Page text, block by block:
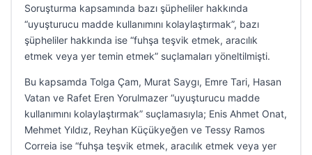
Soruşturma kapsamında bazı şüpheliler hakkında
“uyuşturucu madde kullanımını kolaylaştırmak”, bazı
şüpheliler hakkında ise “fuhşa teşvik etmek, aracılık
etmek veya yer temin etmek” suçlamaları yöneltilmişti.
Bu kapsamda Tolga Çam, Murat Saygı, Emre Tari, Hasan
Vatan ve Rafet Eren Yorulmazer “uyuşturucu madde
kullanımını kolaylaştırmak” suçlamasıyla; Enis Ahmet Onat,
Mehmet Yıldız, Reyhan Küçükyeğen ve Tessy Ramos
Correia ise “fuhşa teşvik etmek, aracılık etmek veya yer